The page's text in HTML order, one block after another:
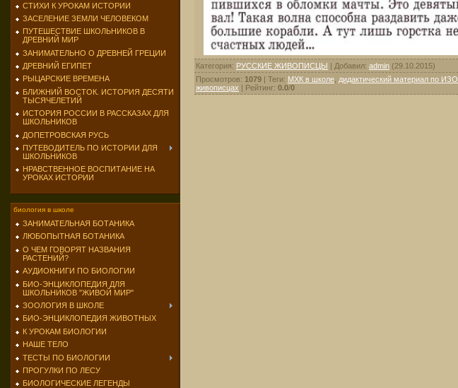
СТИХИ К УРОКАМ ИСТОРИИ
ЗАСЕЛЕНИЕ ЗЕМЛИ ЧЕЛОВЕКОМ
ПУТЕШЕСТВИЕ ШКОЛЬНИКОВ В
ДРЕВНИЙ МИР
ЗАНИМАТЕЛЬНО О ДРЕВНЕЙ ГРЕЦИИ
ДРЕВНИЙ ЕГИПЕТ
РЫЦАРСКИЕ ВРЕМЕНА
БЛИЖНИЙ ВОСТОК. ИСТОРИЯ ДЕСЯТИ
ТЫСЯЧЕЛЕТИЙ
ИСТОРИЯ РОССИИ В РАССКАЗАХ ДЛЯ
ШКОЛЬНИКОВ
ДОПЕТРОВСКАЯ РУСЬ
ПУТЕВОДИТЕЛЬ ПО ИСТОРИИ ДЛЯ
ШКОЛЬНИКОВ
НРАВСТВЕННОЕ ВОСПИТАНИЕ НА
УРОКАХ ИСТОРИИ
биология в школе
ЗАНИМАТЕЛЬНАЯ БОТАНИКА
ЛЮБОПЫТНАЯ БОТАНИКА
О ЧЕМ ГОВОРЯТ НАЗВАНИЯ
РАСТЕНИЙ?
АУДИОКНИГИ ПО БИОЛОГИИ
БИО-ЭНЦИКЛОПЕДИЯ ДЛЯ
ШКОЛЬНИКОВ "ЖИВОЙ МИР"
ЗООЛОГИЯ В ШКОЛЕ
БИО-ЭНЦИКЛОПЕДИЯ ЖИВОТНЫХ
К УРОКАМ БИОЛОГИИ
НАШЕ ТЕЛО
ТЕСТЫ ПО БИОЛОГИИ
ПРОГУЛКИ ПО ЛЕСУ
БИОЛОГИЧЕСКИЕ ЛЕГЕНДЫ
Категория: РУССКИЕ ЖИВОПИСЦЫ | Добавил: admin (29.10.2015)
Просмотров: 1079 | Теги: МХК в школе дидактический материал по ИЗО
живописцах | Рейтинг: 0.0/0